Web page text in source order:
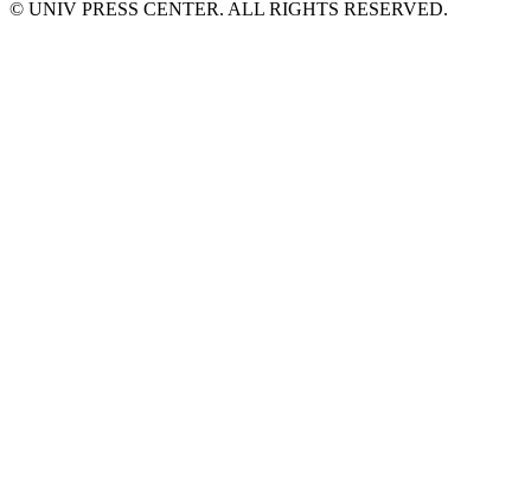
© UNIV PRESS CENTER. ALL RIGHTS RESERVED.